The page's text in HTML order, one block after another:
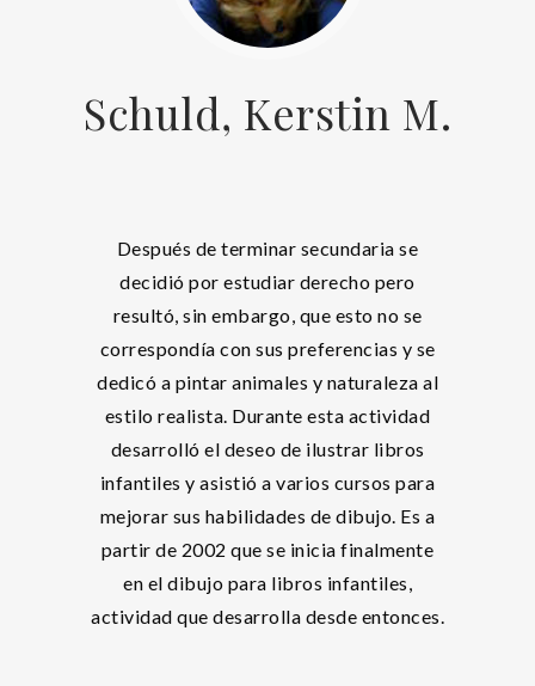
Schuld, Kerstin M.
Después de terminar secundaria se
decidió por estudiar derecho pero
resultó, sin embargo, que esto no se
correspondía con sus preferencias y se
dedicó a pintar animales y naturaleza al
estilo realista. Durante esta actividad
desarrolló el deseo de ilustrar libros
infantiles y asistió a varios cursos para
mejorar sus habilidades de dibujo. Es a
partir de 2002 que se inicia finalmente
en el dibujo para libros infantiles,
actividad que desarrolla desde entonces.